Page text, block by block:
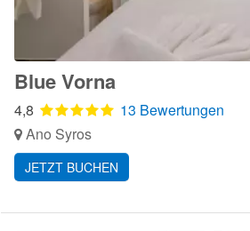
Blue Vorna
4,8
13 Bewertungen
Ano Syros
JETZT BUCHEN